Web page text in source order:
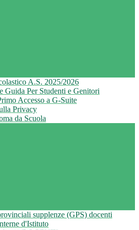
A.S. 2025/2026
Guida Per Studenti e Genitori
Accesso a G-Suite
Privacy
da Scuola
supplenze (GPS) docenti
d'Istituto